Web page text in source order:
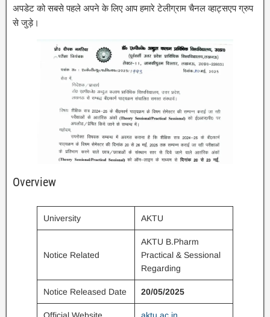
अपडेट को सबसे पहले अपने के लिए आप हमारे टेलीग्राम चैनल व्हाट्सएप ग्रुप
से जुड़े।
Overview
University AKTU
Notice Related
AKTU B.Pharm
Practical & Sessional
Regarding
Notice Released Date 20/05/2025
Official Website aktu.ac.in